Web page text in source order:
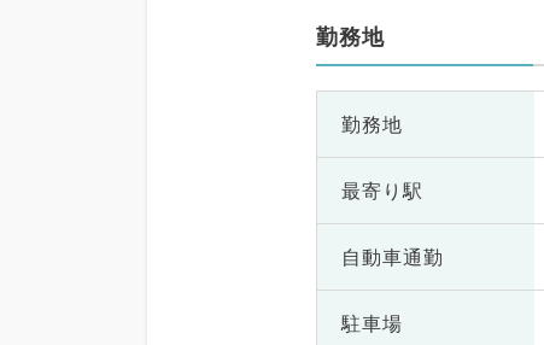
勤務地
勤務地
最寄り駅
自動車通勤
駐車場